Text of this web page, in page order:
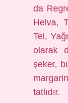
da
Helva,
Tel,
olarak
şeker,
tatlıdır.